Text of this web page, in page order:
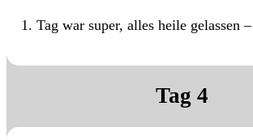
1. Tag war super, alles heile gelassen
Tag 4